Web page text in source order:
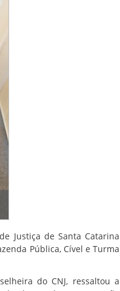
Justiça de Santa Catarina
Pública, Cível e Turma
do CNJ, ressaltou a